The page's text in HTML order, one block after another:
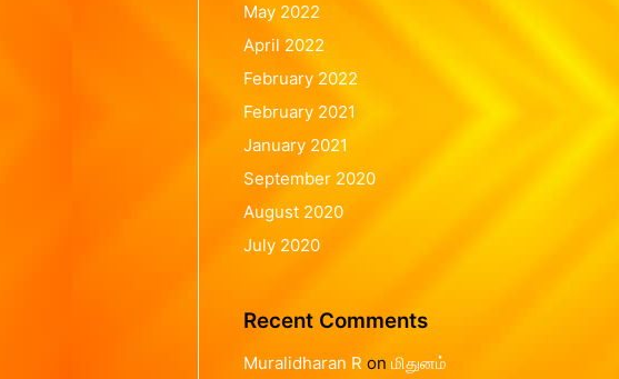
May 2022
April 2022
February 2022
February 2021
January 2021
September 2020
August 2020
July 2020
Recent Comments
Muralidharan R on மிதுனம்